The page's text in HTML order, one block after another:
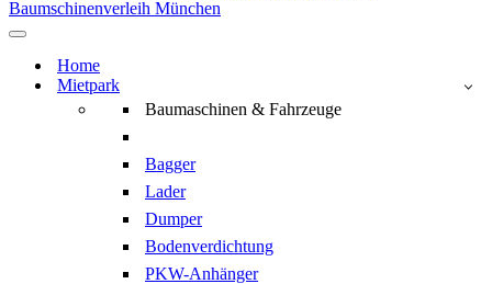
Navigationsmenü
Home
Mietpark
Baumaschinen & Fahrzeuge
Bagger
Lader
Dumper
Bodenverdichtung
PKW-Anhänger